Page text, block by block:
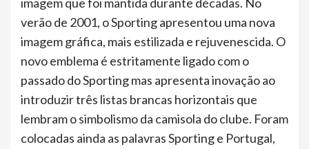
verão de 2001, o Sporting apresentou uma nova
imagem gráfica, mais estilizada e rejuvenescida. O
novo emblema é estritamente ligado com o
passado do Sporting mas apresenta inovação ao
introduzir três listas brancas horizontais que
lembram o simbolismo da camisola do clube. Foram
colocadas ainda as palavras Sporting e Portugal,